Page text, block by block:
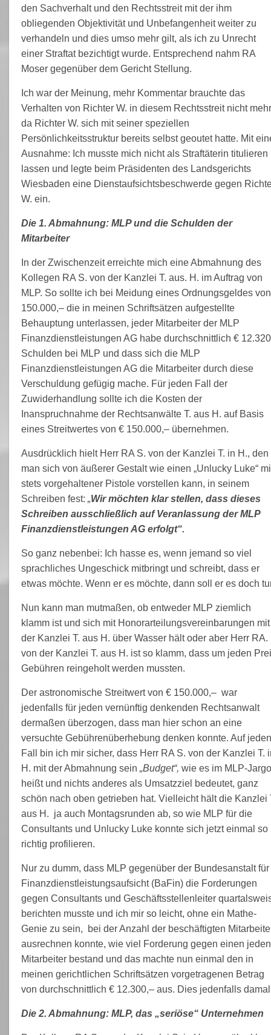
den Sachverhalt und den Rechtsstreit mit der ihm
obliegenden Objektivität und Unbefangenheit weiter zu
verhandeln und dies umso mehr gilt, als ich zu Unrecht
einer Straftat bezichtigt wurde. Entsprechend nahm RA
Moser gegenüber dem Gericht Stellung.
Ich war der Meinung, mehr Kommentar brauchte das
Verhalten von Richter W. in diesem Rechtsstreit nicht
da Richter W. sich mit seiner speziellen
Persönlichkeitsstruktur bereits selbst geoutet hatte. Mit
Ausnahme: Ich musste mich nicht als Straftäterin titulieren
lassen und legte beim Präsidenten des Landsgerichts
Wiesbaden eine Dienstaufsichtsbeschwerde gegen
W. ein.
Die 1. Abmahnung: MLP und die Schulden der
Mitarbeiter
In der Zwischenzeit erreichte mich eine Abmahnung des
Kollegen RA S. von der Kanzlei T. aus. H. im Auftrag von
MLP. So sollte ich bei Meidung eines Ordnungsgeldes
150.000,– die in meinen Schriftsätzen aufgestellte
Behauptung unterlassen, jeder Mitarbeiter der MLP
Finanzdienstleistungen AG habe durchschnittlich €
Schulden bei MLP und dass sich die MLP
Finanzdienstleistungen AG die Mitarbeiter durch diese
Verschuldung gefügig mache. Für jeden Fall der
Zuwiderhandlung sollte ich die Kosten der
Inanspruchnahme der Rechtsanwälte T. aus H. auf Basis
eines Streitwertes von € 150.000,– übernehmen.
Ausdrücklich hielt Herr RA S. von der Kanzlei T. in H., den
man sich von äußerer Gestalt wie einen „Unlucky Luke“
stets vorgehaltener Pistole vorstellen kann, in seinem
Schreiben fest: „Wir möchten klar stellen, dass dieses
Schreiben ausschließlich auf Veranlassung der MLP
Finanzdienstleistungen AG erfolgt“.
So ganz nebenbei: Ich hasse es, wenn jemand so viel
sprachliches Ungeschick mitbringt und schreibt, dass er
etwas möchte. Wenn er es möchte, dann soll er es doch
Nun kann man mutmaßen, ob entweder MLP ziemlich
klamm ist und sich mit Honorarteilungsvereinbarungen mit
der Kanzlei T. aus H. über Wasser hält oder aber Herr RA.
von der Kanzlei T. aus H. ist so klamm, dass um jeden
Gebühren reingeholt werden mussten.
Der astronomische Streitwert von € 150.000,– war
jedenfalls für jeden vernünftig denkenden Rechtsanwalt
dermaßen überzogen, dass man hier schon an eine
versuchte Gebührenüberhebung denken konnte. Auf jeden
Fall bin ich mir sicher, dass Herr RA S. von der Kanzlei T.
H. mit der Abmahnung sein „Budget“, wie es im MLP-
heißt und nichts anderes als Umsatzziel bedeutet, ganz
schön nach oben getrieben hat. Vielleicht hält die Kanzlei
aus H. ja auch Montagsrunden ab, so wie MLP für die
Consultants und Unlucky Luke konnte sich jetzt einmal so
richtig profilieren.
Nur zu dumm, dass MLP gegenüber der Bundesanstalt für
Finanzdienstleistungsaufsicht (BaFin) die Forderungen
gegen Consultants und Geschäftsstellenleiter
berichten musste und ich mir so leicht, ohne ein Mathe-
Genie zu sein, bei der Anzahl der beschäftigten
ausrechnen konnte, wie viel Forderung gegen einen jeden
Mitarbeiter bestand und das machte nun einmal den in
meinen gerichtlichen Schriftsätzen vorgetragenen Betrag
von durchschnittlich € 12.300,– aus. Dies jedenfalls
Die 2. Abmahnung: MLP, das „seriöse“ Unternehmen